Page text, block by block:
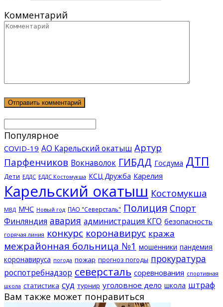
Комментарий
Популярное
COVID-19 АО Карельский окатыш Артур
Парфенчиков Вокнаволок ГИБДД Госдума ДТП
Дети ЕДДС ЕДДС Костомукша КСЦ Дружба Карелия
Карельский окатыш Костомукша
МВД МЧС Новый год ПАО "Северсталь" Полиция Спорт
Финляндия авария администрация КГО безопасность
горячая линия конкурс коронавирус кража
межрайонная больница №1 мошенники пандемия
коронавируса погода пожар прогноз погоды прокуратура
роспотребнадзор северсталь соревнования спортивная
школа статистика суд турнир уголовное дело школа штраф
Вам также может понравиться